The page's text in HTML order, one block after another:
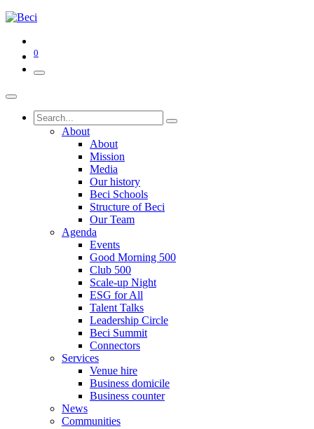
0
About
About
Mission
Media
Our history
Beci Schools
Structure of Beci
Our Team
Agenda
Events
Good Morning 500
Club 500
Scale-up Night
ESG for All
Talent Talks
Leadership Circle
Beci Summit
Connectors
Services
Venue hire
Business domicile
Business counter
News
Communities